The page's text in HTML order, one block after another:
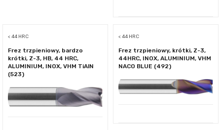
< 44 HRC
Frez trzpieniowy, bardzo
krótki, Z-3, HB, 44 HRC,
ALUMINIUM, INOX, VHM TiAlN
(523)
< 44 HRC
Frez trzpieniowy, krótki, Z-3,
44HRC, INOX, ALUMINIUM, VHM
NACO BLUE (492)